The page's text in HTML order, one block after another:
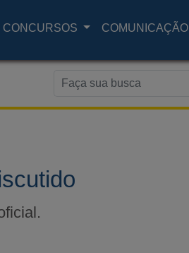
CONCURSOS COMUNICAÇÃO